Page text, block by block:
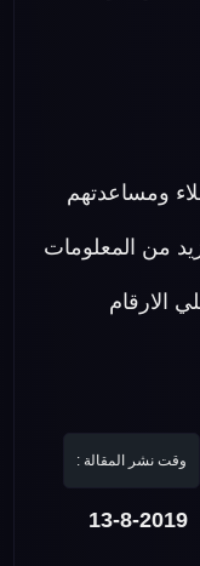
ومساعدتهم
من المعلومات
الارقام
وقت نشر المقالة :
13-8-2019